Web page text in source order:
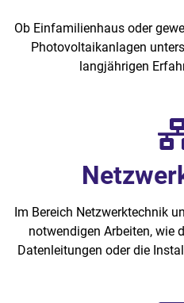
Ob Einfamilienhaus oder
Photovoltaikanlagen
langjährigen
Im Bereich Netzwerktechnik
notwendigen Arbeiten, wie
Datenleitungen oder die